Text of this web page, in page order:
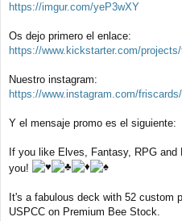
https://imgur.com/yeP3wXY
Os dejo primero el enlace:
https://www.kickstarter.com/
Nuestro instagram:
https://www.instagram.com/friscards/
Y el mensaje promo es el siguiente:
If you like Elves, Fantasy, RPG
you!
It's a fabulous deck with 52 custom
USPCC on Premium Bee Stock.